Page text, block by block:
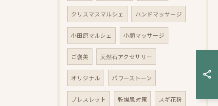
クリスマスマルシェ ハンドマッサージ
小田原マルシェ 小顔マッサージ
ご褒美 天然石アクセサリー
オリジナル パワーストーン
ブレスレット 乾燥肌対策 スギ花粉